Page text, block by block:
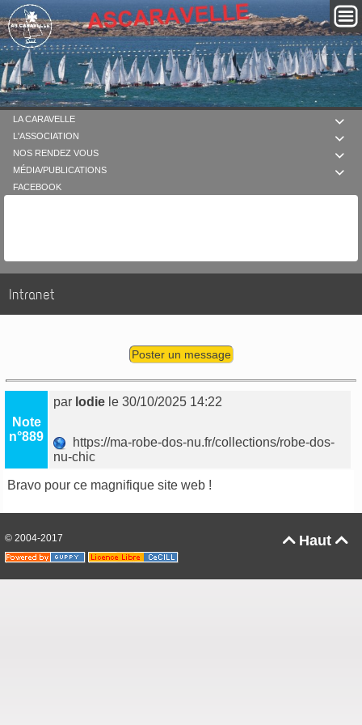

LA CARAVELLE

L'ASSOCIATION

NOS RENDEZ VOUS

MÉDIA/PUBLICATIONS
FACEBOOK
Intranet
Poster un message
Note
n°889
par lodie le 30/10/2025 14:22
https://ma-robe-dos-nu.fr/collections/robe-dos-
nu-chic
Bravo pour ce magnifique site web !
Haut 
© 2004-2017